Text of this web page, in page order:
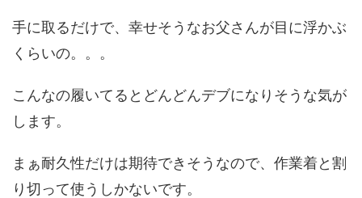
手に取るだけで、幸せそうなお父さんが目に浮かぶ
くらいの。。。
こんなの履いてるとどんどんデブになりそうな気が
します。
まぁ耐久性だけは期待できそうなので、作業着と割
り切って使うしかないです。